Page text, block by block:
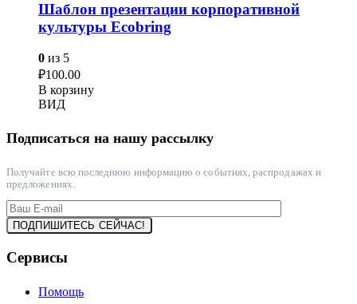
Шаблон презентации корпоративной
культуры Ecobring
0 из 5
₽100.00
В корзину
ВИД
Подписаться на нашу рассылку
Получайте всю последнюю информацию о событиях, распродажах и
предложениях.
Сервисы
Помощь